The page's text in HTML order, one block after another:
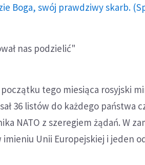
Boga, swój prawdziwy skarb.
nas podzielić"
początku tego miesiąca rosyjski
36 listów do każdego państwa
NATO z szeregiem żądań. W
imieniu Unii Europejskiej i jeden